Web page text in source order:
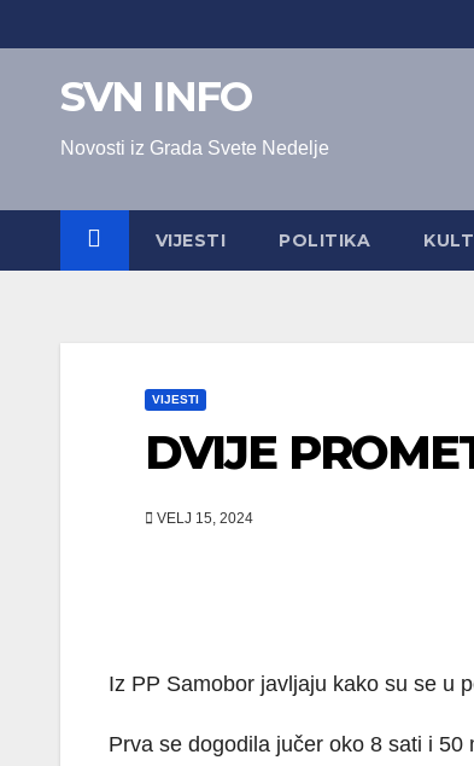
to
SVN INFO
Novosti iz Grada Svete Nedelje
VIJESTI POLITIKA
VIJESTI
DVIJE
VELJ 15, 2024
Iz PP Samobor javljaju kako su se u
Prva se dogodila jučer oko 8 sati i